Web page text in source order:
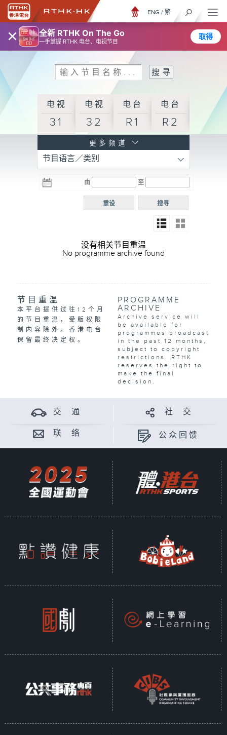
× 全新 RTHK On The Go
一手掌握 RTHK 电台、电视节目
取得
ENG / 繁
电视
31
电视
32
电台
R1
电台
R2
R3
电台 电台
R5
电台
普通
更多频道
节目语言／类别
由 至
搜寻
重设
没有相关节目重温
No programme archive found
节目重温
本平台提供过往12个月
的节目重温，受版权限
制内容除外。香港电台
保留最终决定权。
PROGRAMME
ARCHIVE
Archive service will
be available for
programmes broadcast
in the past 12 months,
subject to copyright
restrictions. RTHK
reserves the right to
make the final
decision.
交 通 社 交
联 络 公众回馈